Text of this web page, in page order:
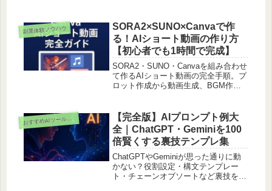
副業体験ノウハウ
SORA2×SUNO×Canvaで作
る！AIショート動画の作り方
【初心者でも1時間で完成】
SORA2・SUNO・Canvaを組み合わせ
て作るAIショート動画の完全手順。プ
ロット作成から動画生成、BGM作
お
すすめAIツール紹介
【完全版】AIプロンプト例大
全｜ChatGPT・Geminiを100
倍賢くする裏技テンプレ集
ChatGPTやGeminiが思った通りに動
かない？役割設定・構文テンプレー
ト・チェーンオブソートなど裏技を網